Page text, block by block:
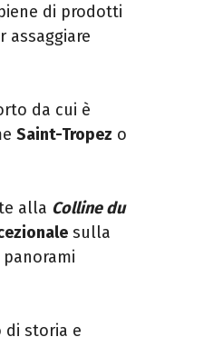
di prodotti
assaggiare
da cui è
Saint-Tropez o
alla Colline du
sulla
di storia e